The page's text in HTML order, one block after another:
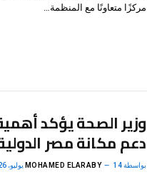
مركزًا متعاونًا مع المنظمة…
وزير الصحة يؤكد
دعم مكانة مصر
بواسطة MOHAMED ELARABY 14 يوليو، 2026